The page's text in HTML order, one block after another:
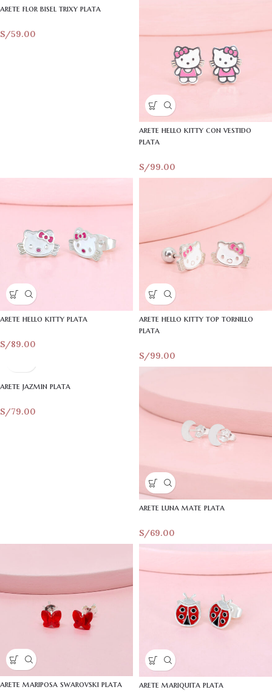
arete flor bisel trixy plata
S/59.00
arete hello kitty con vestido
plata
S/99.00
arete hello kitty plata
S/89.00
arete hello kitty top tornillo
plata
S/99.00
arete jazmin plata
S/79.00
arete luna mate plata
S/69.00
arete mariposa swarovski plata arete mariquita plata